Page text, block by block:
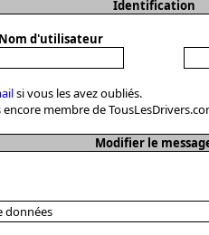
Identification
Nom d'utilisateur
si vous les avez oubliés.
membre de
Modifier le